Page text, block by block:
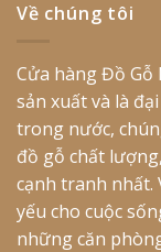
Về chúng tôi
Cửa hàng Đồ Gỗ
sản xuất và là
trong nước,
đồ gỗ chất
cạnh tranh nhất.
yếu cho cuộc
những căn